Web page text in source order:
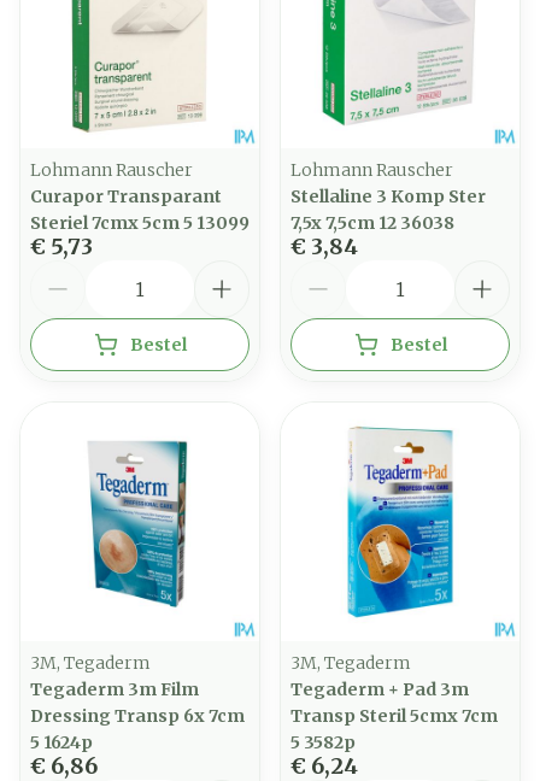
Lohmann Rauscher
Curapor Transparant
Steriel 7cmx 5cm 5 13099
€ 5,73
Bestel
Lohmann Rauscher
Stellaline 3 Komp Ster
7,5x 7,5cm 12 36038
€ 3,84
Bestel
3M, Tegaderm
Tegaderm 3m Film
Dressing Transp 6x 7cm
5 1624p
€ 6,86
3M, Tegaderm
Tegaderm + Pad 3m
Transp Steril 5cmx 7cm
5 3582p
€ 6,24